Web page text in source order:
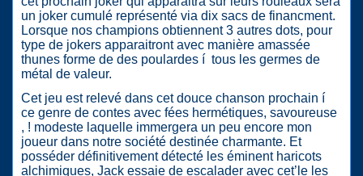
un joker cumulé représenté via dix sacs de financment.
Lorsque nos champions obtiennent 3 autres dots, pour
type de jokers apparaitront avec manière amassée
thunes forme de des poulardes í tous les germes de
métal de valeur.
Cet jeu est relevé dans cet douce chanson prochain í
ce genre de contes avec fées hermétiques, savoureuse
, ! modeste laquelle immergera un peu encore mon
joueur dans notre société destinée charmante. Et
posséder définitivement détecté les éminent haricots
alchimiques, Jack essaie de escalader avec cet’le les